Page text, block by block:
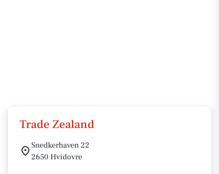
Trade Zealand
Snedkerhaven 22
2650 Hvidovre